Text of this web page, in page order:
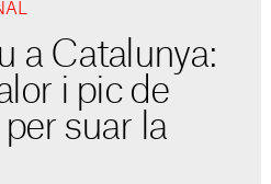
a Catalunya:
i pic de
suar la